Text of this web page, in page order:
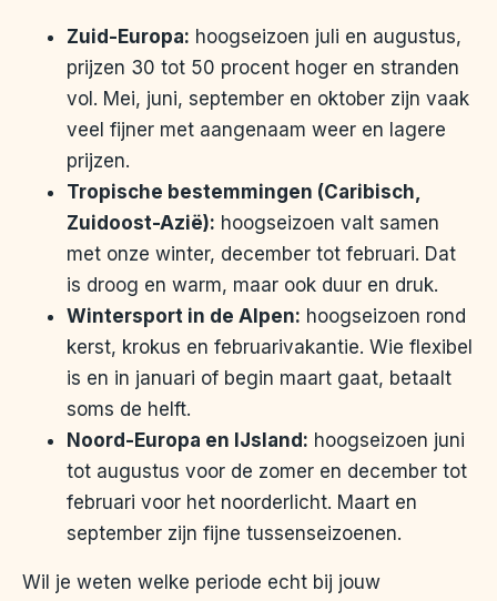
Zuid-Europa: hoogseizoen juli en augustus,
prijzen 30 tot 50 procent hoger en stranden
vol. Mei, juni, september en oktober zijn vaak
veel fijner met aangenaam weer en lagere
prijzen.
Tropische bestemmingen (Caribisch,
Zuidoost-Azië): hoogseizoen valt samen
met onze winter, december tot februari. Dat
is droog en warm, maar ook duur en druk.
Wintersport in de Alpen: hoogseizoen rond
kerst, krokus en februarivakantie. Wie flexibel
is en in januari of begin maart gaat, betaalt
soms de helft.
Noord-Europa en IJsland: hoogseizoen juni
tot augustus voor de zomer en december tot
februari voor het noorderlicht. Maart en
september zijn fijne tussenseizoenen.
Wil je weten welke periode echt bij jouw